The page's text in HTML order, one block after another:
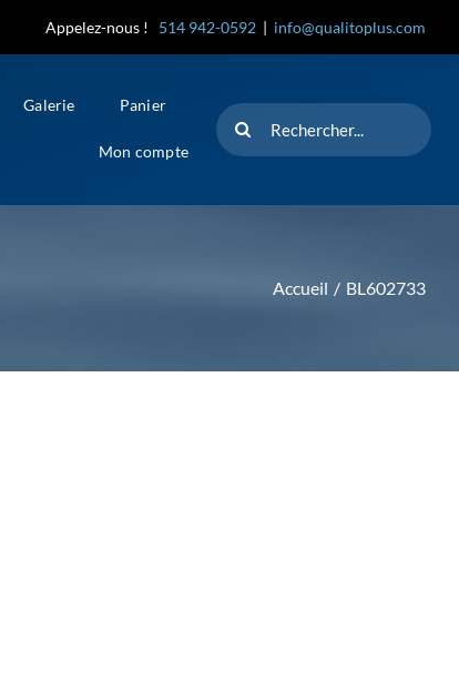
Appelez-nous ! 514 942-0592 | info@qualitoplus.com
Galerie Panier
Mon compte
Rechercher
Accueil BL602733